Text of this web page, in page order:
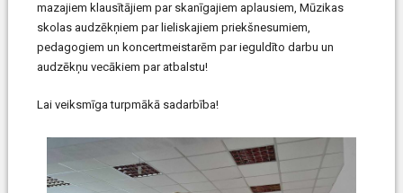
mazajiem klausītājiem par skanīgajiem aplausiem, Mūzikas
skolas audzēkņiem par lieliskajiem priekšnesumiem,
pedagogiem un koncertmeistarēm par ieguldīto darbu un
audzēkņu vecākiem par atbalstu!
Lai veiksmīga turpmākā sadarbība!